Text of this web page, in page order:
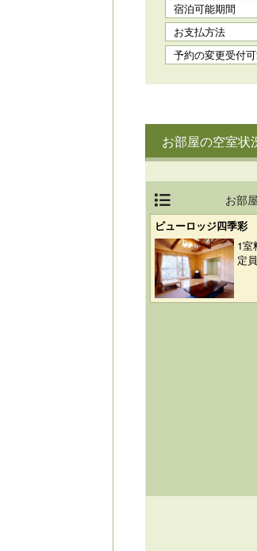
宿泊可能期間
お支払方法
予約の変更受付
お部屋の空室状
お部
ビューロッジ四季彩
1
定